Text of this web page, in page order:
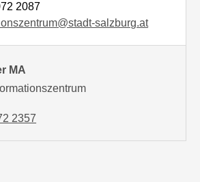
2087
salzburg.at
MA
2357